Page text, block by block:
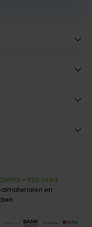
DMWS - RSS-feed
en